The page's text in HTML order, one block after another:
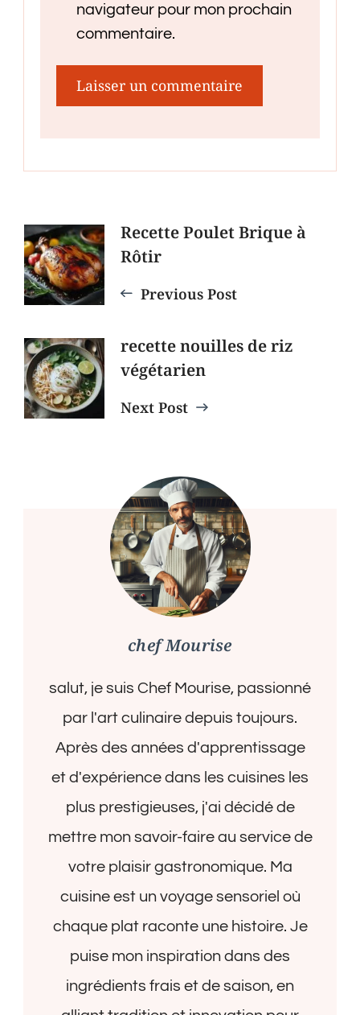
navigateur pour mon prochain
commentaire.
Post
Navigation
Recette Poulet Brique à
Rôtir
Previous Post
recette nouilles de riz
végétarien
Next Post
chef Mourise
salut, je suis Chef Mourise, passionné
par l'art culinaire depuis toujours.
Après des années d'apprentissage
et d'expérience dans les cuisines les
plus prestigieuses, j'ai décidé de
mettre mon savoir-faire au service de
votre plaisir gastronomique. Ma
cuisine est un voyage sensoriel où
chaque plat raconte une histoire. Je
puise mon inspiration dans des
ingrédients frais et de saison, en